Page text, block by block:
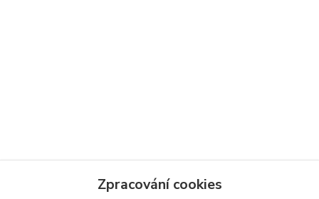
Zpracování cookies